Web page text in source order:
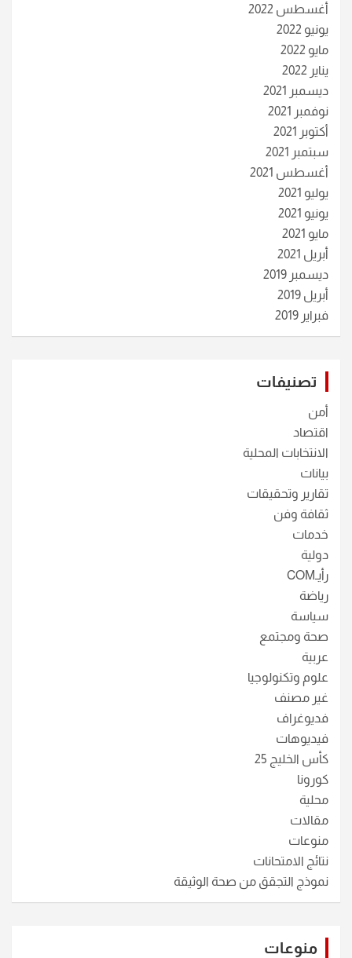
أغسطس 2022
يونيو 2022
مايو 2022
يناير 2022
ديسمبر 2021
نوفمبر 2021
أكتوبر 2021
سبتمبر 2021
أغسطس 2021
يوليو 2021
يونيو 2021
مايو 2021
أبريل 2021
ديسمبر 2019
أبريل 2019
فبراير 2019
تصنيفات
أمن
اقتصاد
الانتخابات المحلية
بيانات
تقارير وتحقيقات
ثقافة وفن
خدمات
دولية
رأيـCOM
رياضة
سياسة
صحة ومجتمع
عربية
علوم وتكنولوجيا
غير مصنف
فديوغراف
فيديوهات
كأس الخليج 25
كورونا
محلية
مقالات
منوعات
نتائج الامتحانات
نموذج التجقق من صحة الوثيقة
منوعات